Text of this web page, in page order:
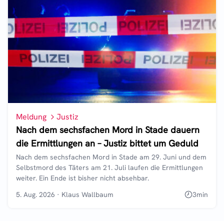
Meldung Justiz
Nach dem sechsfachen Mord in Stade dauern
die Ermittlungen an – Justiz bittet um Geduld
Nach dem sechsfachen Mord in Stade am 29. Juni und dem
Selbstmord des Täters am 21. Juli laufen die Ermittlungen
weiter. Ein Ende ist bisher nicht absehbar.
5. Aug. 2026 · Klaus Wallbaum 3min